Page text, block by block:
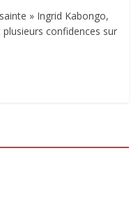
» Ingrid Kabongo,
confidences sur